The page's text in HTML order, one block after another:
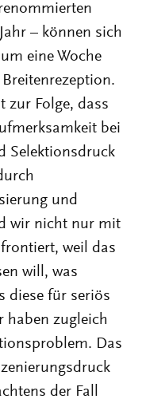
– können sich
eine Woche
zur Folge, dass
bei
Selektionsdruck
und
wir nicht nur mit
weil das
will, was
diese für seriös
haben zugleich
Das
der Fall